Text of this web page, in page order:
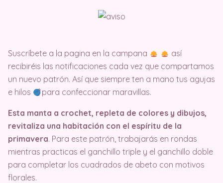
Suscríbete a la pagina en la campana
así
recibiréis las notificaciones cada vez que compartamos
un nuevo patrón. Así que siempre ten a mano tus agujas
e hilos
para confeccionar maravillas.
Esta manta a crochet, repleta de colores y dibujos,
revitaliza una habitación con el espíritu de la
primavera. Para este patrón, trabajarás en rondas
mientras practicas el ganchillo triple y el ganchillo doble
para completar los cuadrados de abeto con motivos
florales.